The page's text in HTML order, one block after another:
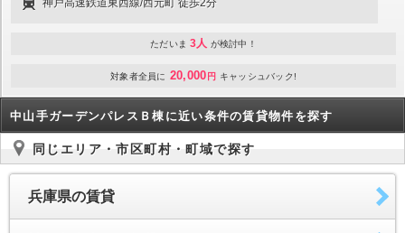
神戸高速鉄道東西線/西元町 徒歩2分
ただいま 3人 が検討中！
対象者全員に 20,000 円 キャッシュバック!
中山手ガーデンパレスＢ棟に近い条件の賃貸物件を探す
同じエリア・市区町村・町域で探す
兵庫県の賃貸